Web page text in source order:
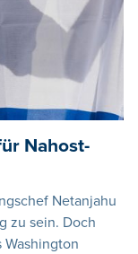
Nahost-
Netanjahu
zu sein. Doch
Washington